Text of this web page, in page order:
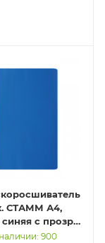
СТАММ А4,
с прозр.
900